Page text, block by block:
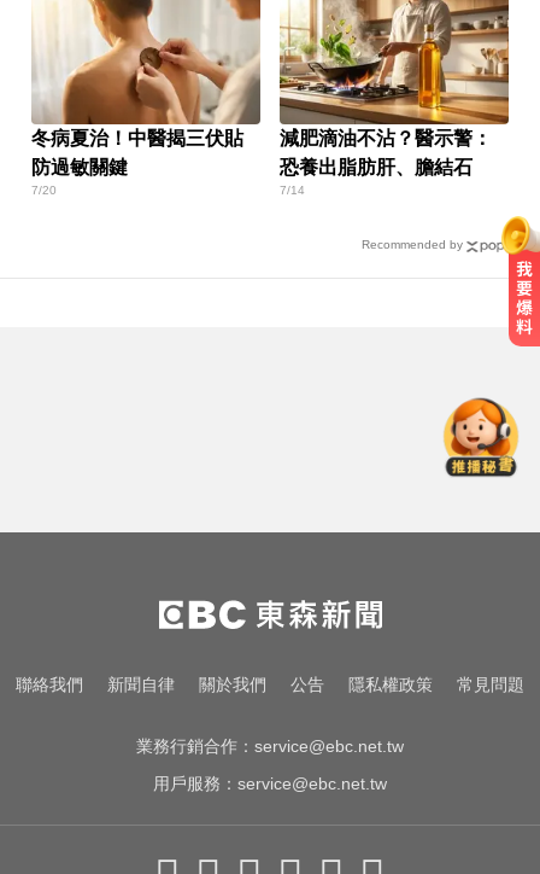
冬病夏治！中醫揭三伏貼
防過敏關鍵
7/20
減肥滴油不沾？醫示警：
恐養出脂肪肝、膽結石
7/14
Recommended by
慈濟10億
才宣佈停播一週！網紅「肥大叔」
突離世 團隊發聲證實
尼斯湖水怪又現身！遊湖拍到「神
聯絡我們 新聞自律 關於我們 公告 隱私權政策 常見問題
業務行銷合作： service@ebc.net.tw
用戶服務： service@ebc.net.tw